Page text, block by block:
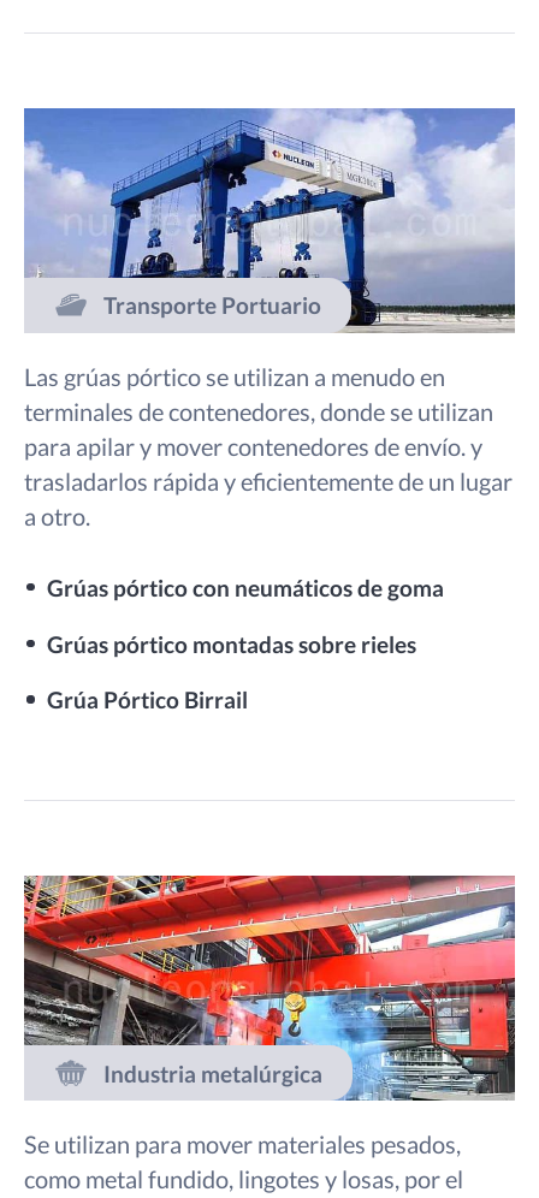
Transporte Portuario
Las grúas pórtico se utilizan a menudo en
terminales de contenedores, donde se utilizan
para apilar y mover contenedores de envío. y
trasladarlos rápida y eficientemente de un lugar
a otro.
Grúas pórtico con neumáticos de goma
Grúas pórtico montadas sobre rieles
Grúa Pórtico Birrail
Industria metalúrgica
Se utilizan para mover materiales pesados,
como metal fundido, lingotes y losas, por el